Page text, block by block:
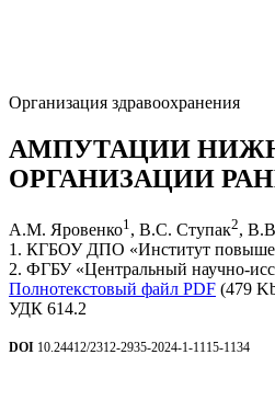
Организация здравоохранения
АМПУТАЦИИ
ОРГАНИЗАЦИИ
А.М. Яровенко1 , В.С. Ступак2,
1. КГБОУ ДПО «Институт
2. ФГБУ «Центральный научно-
Полнотекстовый файл PDF (479
УДК 614.2
DOI 10.24412/2312-2935-2024-1-1115-1134